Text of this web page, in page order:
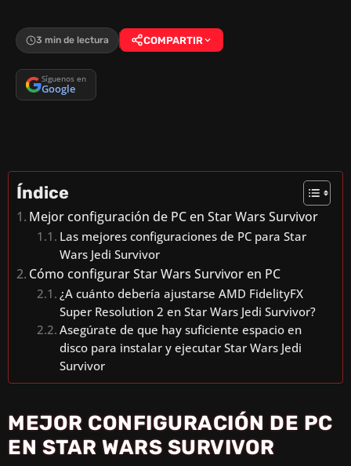
3 min de lectura COMPARTIR
Síguenos en
Google
Índice
Mejor configuración de PC en Star Wars Survivor
Las mejores configuraciones de PC para Star
Wars Jedi Survivor
Cómo configurar Star Wars Survivor en PC
¿A cuánto debería ajustarse AMD FidelityFX
Super Resolution 2 en Star Wars Jedi Survivor?
Asegúrate de que hay suficiente espacio en
disco para instalar y ejecutar Star Wars Jedi
Survivor
MEJOR CONFIGURACIÓN DE PC
EN STAR WARS SURVIVOR